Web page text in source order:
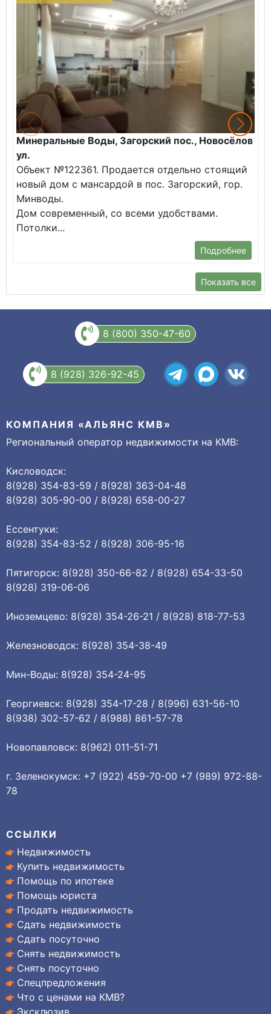
Минеральные Воды, Загорский пос., Новосёлов
ул.
Объект №122361. Продается отдельно стоящий
новый дом с мансардой в пос. Загорский, гор.
Минводы.
Дом современный, со всеми удобствами.
Потолки...
Подробнее
Показать все
8 (800) 350-47-60
8 (928) 326-92-45
КОМПАНИЯ «АЛЬЯНС КМВ»
Региональный оператор недвижимости на КМВ:
Кисловодск:
8(928) 354-83-59 / 8(928) 363-04-48
8(928) 305-90-00 / 8(928) 658-00-27
Ессентуки:
8(928) 354-83-52 / 8(928) 306-95-16
Пятигорск: 8(928) 350-66-82 / 8(928) 654-33-50
8(928) 319-06-06
Иноземцево: 8(928) 354-26-21 / 8(928) 818-77-53
Железноводск: 8(928) 354-38-49
Мин-Воды: 8(928) 354-24-95
Георгиевск: 8(928) 354-17-28 / 8(996) 631-56-10
8(938) 302-57-62 / 8(988) 861-57-78
Новопавловск: 8(962) 011-51-71
г. Зеленокумск: +7 (922) 459-70-00 +7 (989) 972-88-
78
ССЫЛКИ
Недвижимость
Купить недвижимость
Помощь по ипотеке
Помощь юриста
Продать недвижимость
Сдать недвижимость
Сдать посуточно
Снять недвижимость
Снять посуточно
Спецпредложения
Что с ценами на КМВ?
Эксклюзив